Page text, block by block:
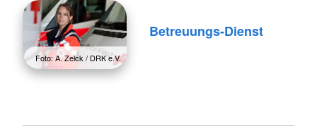
Foto: A. Zelck / DRK e.V.
Betreuungs-Dienst